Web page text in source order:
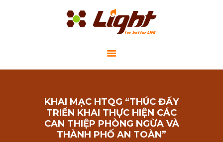
KHAI MẠC HTQG “THÚC ĐẨY
TRIỂN KHAI THỰC HIỆN CÁC
CAN THIỆP PHÒNG NGỪA VÀ
THÀNH PHỐ AN TOÀN”
DỰ ÁN CỘNG ĐỒNG
TIN TỨC